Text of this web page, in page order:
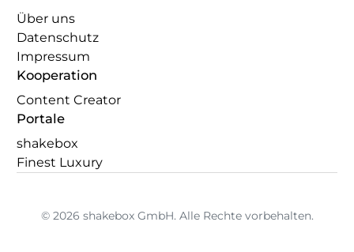
Über uns
Datenschutz
Impressum
Kooperation
Content Creator
Portale
shakebox
Finest Luxury
© 2026 shakebox GmbH. Alle Rechte vorbehalten.